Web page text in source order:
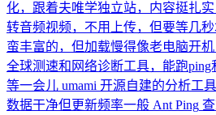
化，跟着夫唯学独立站，内容挺扎实
转音频视频，不用上传，但要等几
蛮丰富的，但加载慢得像老电脑开
全球测速和网络诊断工具，能跑
等一会儿 umami 开源自建的分析工
数据干净但更新频率一般 Ant Ping